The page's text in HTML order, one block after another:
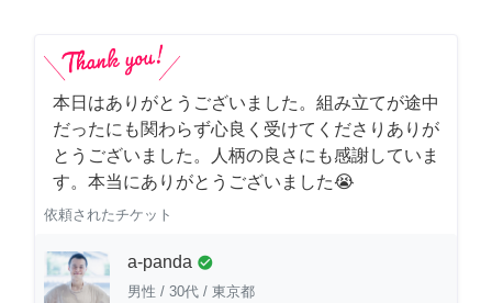
本日はありがとうございました。組み立てが途中
だったにも関わらず心良く受けてくださりありが
とうございました。人柄の良さにも感謝していま
す。本当にありがとうございました😭
依頼されたチケット
a-panda check_circle
男性 / 30代 / 東京都